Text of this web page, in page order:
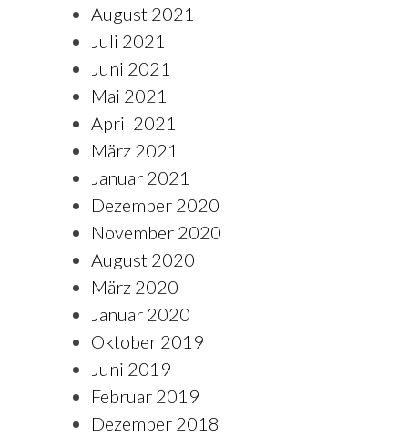
August 2021
Juli 2021
Juni 2021
Mai 2021
April 2021
März 2021
Januar 2021
Dezember 2020
November 2020
August 2020
März 2020
Januar 2020
Oktober 2019
Juni 2019
Februar 2019
Dezember 2018